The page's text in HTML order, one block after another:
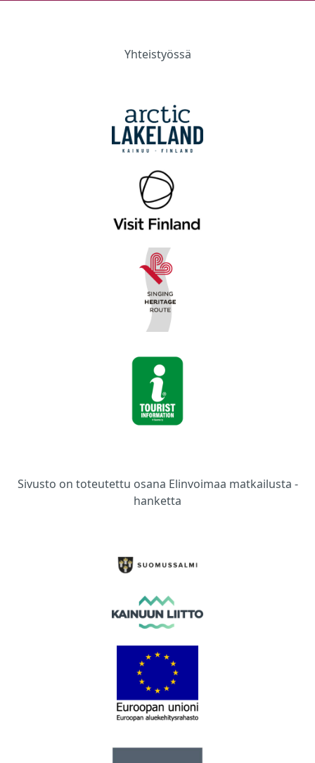
Yhteistyössä
Sivusto on toteutettu osana Elinvoimaa matkailusta -
hanketta